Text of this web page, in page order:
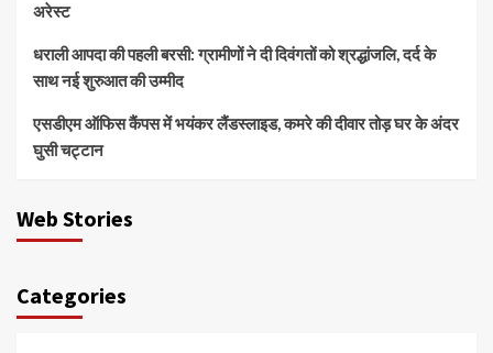
अरेस्ट
धराली आपदा की पहली बरसी: ग्रामीणों ने दी दिवंगतों को श्रद्धांजलि, दर्द के
साथ नई शुरुआत की उम्मीद
एसडीएम ऑफिस कैंपस में भयंकर लैंडस्लाइड, कमरे की दीवार तोड़ घर के अंदर
घुसी चट्टान
Web Stories
Categories